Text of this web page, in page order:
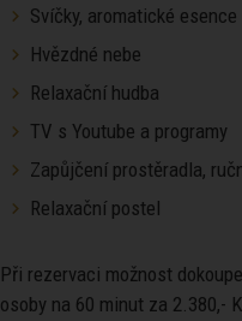
Svíčky, aromatické esence
Hvězdné nebe
Relaxační hudba
TV s Youtube a programy
Zapůjčení prostěradla,
Relaxační postel
Při rezervaci možnost
osoby na 60 minut za 2.380,-